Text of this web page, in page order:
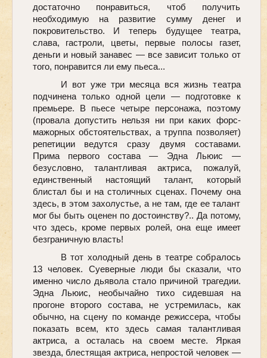
достаточно понравиться, чтоб получить
необходимую на развитие сумму денег и
покровительство. И теперь будущее театра,
слава, гастроли, цветы, первые полосы газет,
деньги и новый занавес — все зависит только от
того, понравится ли ему пьеса...
И вот уже три месяца вся жизнь театра
подчинена только одной цели — подготовке к
премьере. В пьесе четыре персонажа, поэтому
(провала допустить нельзя ни при каких форс-
мажорных обстоятельствах, а труппа позволяет)
репетиции ведутся сразу двумя составами.
Прима первого состава — Эдна Льюис —
безусловно, талантливая актриса, пожалуй,
единственный настоящий талант, который
блистал бы и на столичных сценах. Почему она
здесь, в этом захолустье, а не там, где ее талант
мог бы быть оценен по достоинству?.. Да потому,
что здесь, кроме первых ролей, она еще имеет
безграничную власть!
В тот холодный день в театре собралось
13 человек. Суеверные люди бы сказали, что
именно число дьявола стало причиной трагедии.
Эдна Льюис, необычайно тихо сидевшая на
прогоне второго состава, не устремилась, как
обычно, на сцену по команде режиссера, чтобы
показать всем, кто здесь самая талантливая
актриса, а осталась на своем месте. Яркая
звезда, блестящая актриса, непростой человек —